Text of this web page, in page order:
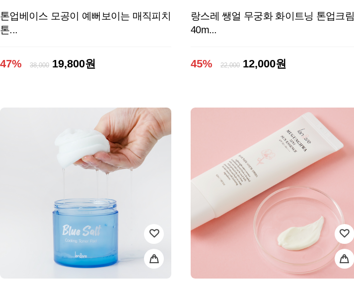
톤업베이스 모공이 예뻐보이는 매직피치
톤...
47% 38,000 19,800원
랑스레 쌩얼 무궁화 화이트닝 톤업크림
40m...
45% 22,000 12,000원